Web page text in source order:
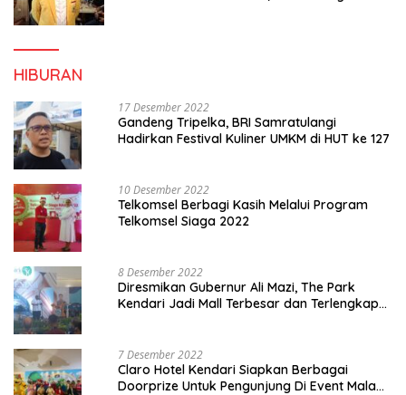
HIBURAN
17 Desember 2022
Gandeng Tripelka, BRI Samratulangi
Hadirkan Festival Kuliner UMKM di HUT ke 127
10 Desember 2022
Telkomsel Berbagi Kasih Melalui Program
Telkomsel Siaga 2022
8 Desember 2022
Diresmikan Gubernur Ali Mazi, The Park
Kendari Jadi Mall Terbesar dan Terlengkap
7 Desember 2022
Claro Hotel Kendari Siapkan Berbagai
Doorprize Untuk Pengunjung Di Event Malam